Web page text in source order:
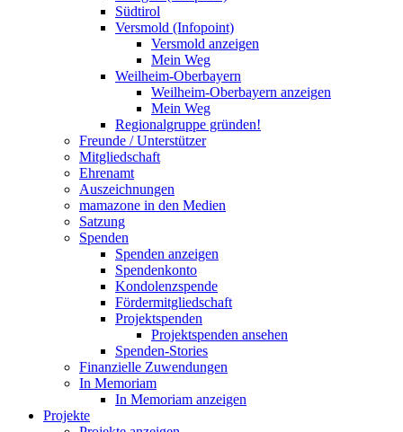
Südtirol
Versmold (Infopoint)
Versmold anzeigen
Mein Weg
Weilheim-Oberbayern
Weilheim-Oberbayern anzeigen
Mein Weg
Regionalgruppe gründen!
Freunde / Unterstützer
Mitgliedschaft
Ehrenamt
Auszeichnungen
mamazone in den Medien
Satzung
Spenden
Spenden anzeigen
Spendenkonto
Kondolenzspende
Fördermitgliedschaft
Projektspenden
Projektspenden ansehen
Spenden-Stories
Finanzielle Zuwendungen
In Memoriam
In Memoriam anzeigen
Projekte